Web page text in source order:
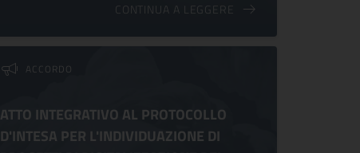
CONTINUA A LEGGERE
ACCORDO
ATTO INTEGRATIVO AL PROTOCOLLO
D'INTESA PER L'INDIVIDUAZIONE DI